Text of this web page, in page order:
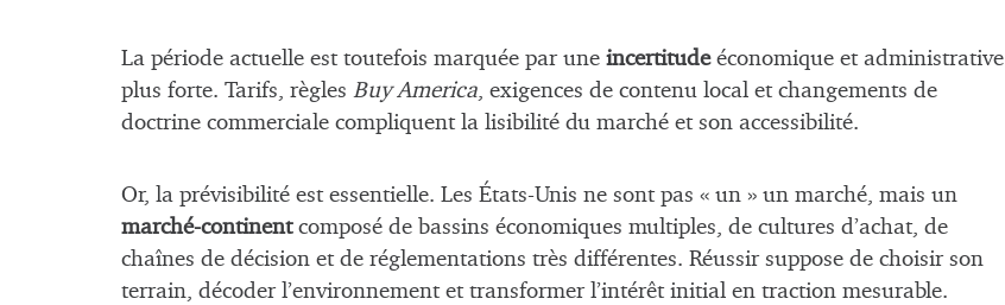
La période actuelle est toutefois marquée par une incertitudeéconomique et administrative
plus forte. Tarifs, règles Buy America, exigences de contenu local et changements de
doctrine commerciale compliquent la lisibilité du marché et son accessibilité.
Or, la prévisibilité est essentielle. Les États-Unis ne sont pas « un » un marché, mais un
marché-continentcomposé de bassins économiques multiples, de cultures d’achat, de
chaînes de décision et de réglementations très différentes. Réussir suppose de choisir son
terrain, décoder l’environnement et transformer l’intérêt initial en traction mesurable.